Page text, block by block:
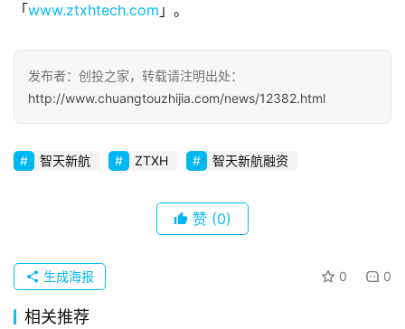
商
业
观
初
品
发
「www.ztxhtech.com 」。
发布者：创投之家，转载请注明出处：
http://www.chuangtouzhijia.com/news/12382.html
智天新航 ZTXH 智天新航融资
赞 (0)
0 0
生成海报
相关推荐